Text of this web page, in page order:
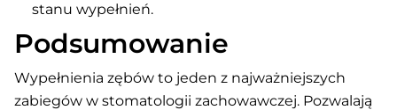
stanu wypełnień.
Podsumowanie
Wypełnienia zębów to jeden z najważniejszych
zabiegów w stomatologii zachowawczej. Pozwalają